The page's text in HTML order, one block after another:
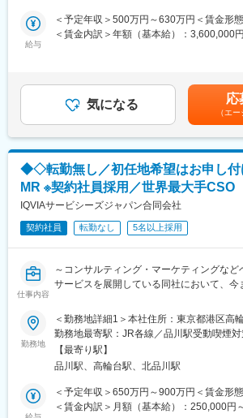
社部門（マネージャー、研修部門など）
など幅広いキャリアプランがあります。
将来のキャリアに関してサポートをしてい
《職種に関して》
■MRとは主に医師や薬剤師等へ、担当製
す。担当施設の患者様に応じた情報提供や
情報収集を行います。
変更の範囲：会社の定める業務
ます。
これまでの経験を活かして新たなフィー
■夜勤なし！日勤・土日祝休みで働き方改
スの両立が叶う！
■明確な評価制度あり！自身の成果や頑張
年収に反映されます。また、在籍年数が増
や四半期一時金などの手当もアップします
努力がきちんと報われる報酬制度になって
《丁寧な研修・支援体制で成長を応援！》
入社後は2カ月間の研修制度がありますの
てご応募ください！同期社員と一緒に集中
また、配属後も一人ひとりの知識とスキ
様々な研修をご用意しています。
《あなたの想いを実現する豊富なキャリ
制！》
志向性やその時の環境に応じてや「１つの
る」「幅広い疾患をカバーできるオールラ
社部門（マネージャー、研修部門など）へ
など幅広いキャリアプランがあります。
ーのほとんどは、MRからキャリアをチェ
給与
＜予定年収＞500万円～630万円＜賃金形
＜賃金内訳＞年額（基本給）：3,600,000
四半期一時金：10万円（四半期に1回、10
支給条件有。他、永続勤務報奨金（3年勤
10万円…）ございます。賃金はあくまでも
考を通じて上下する可能性があります。
めた表記です。
気になる 応
（エ
◆◇転勤無し／初任地希望はお申し
MR ※契約社員採用／世界最大手CSO
IQVIAサービシーズジャパン合同会社
契約社員 転勤なし 5名以上採用
仕事内容
～コンサルティング・マーケティングな
サービスを展開している同社において、今
■具体的な業務詳細：これまでのMRとして
に、同社のコントラクトMRとしてクライ
いただきます。
・現在MRは正社員採用を積極的に行って
しい方に向けて、契約社員採用も実施して
・担当エリア内での訪問医療施設のター
設への訪問計画作成、担当医療施設への訪
勤務地
＜勤務地詳細1＞本社住所：東京都港区高
勤務地最寄駅：JR各線／品川駅受動喫煙対
務地詳細2＞全国住所：全国 ※希望勤務地
えください。 受動喫煙対策：屋内全面禁煙
【最寄り駅】
品川駅、高輪台駅、北品川駅
＜予定年収＞650万円～900万円＜賃金形
＜賃金内訳＞月額（基本給）：250,000円